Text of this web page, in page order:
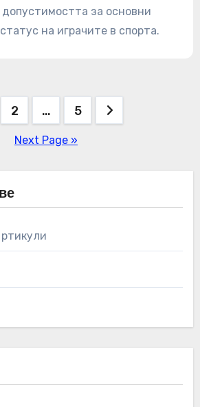
за основни
на играчите в спорта.
2 … 5
Next Page »